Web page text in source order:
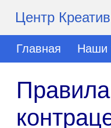
Центр
Главная Наши